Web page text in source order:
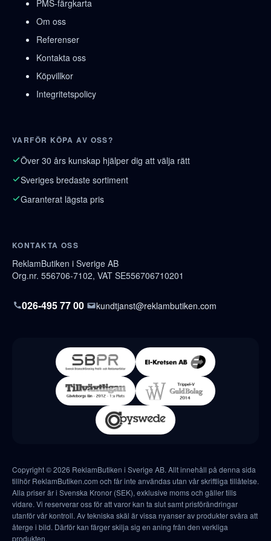
PMS-färgkarta
Om oss
Referenser
Kontakta oss
Köpvillkor
Integritetspolicy
VARFÖR KÖPA AV OSS?
Över 30 års kunskap hjälper dig att välja rätt
Sveriges bredaste sortiment
Garanterat lägsta pris
KONTAKTA OSS
ReklamButiken i Sverige AB
Org.nr. 556706-7102, VAT SE556706710201
026-495 77 00 kundtjanst@reklambutiken.com
Copyright © 2026 ReklamButiken i Sverige AB. Allt innehåll på denna sida
tillhör ReklamButiken.com och får inte användas utan vår skriftliga tillåtelse.
Alla priser är i Svenska Kronor (SEK), exklusive moms och gäller tills
vidare. Vi reserverar oss för att varor kan ta slut samt prisförändringar
utanför vår kontroll. Av tekniska skäl är vissa nyanser av produkter svåra att
återge i bild. Därför kan färger skilja sig en aning från den verkliga
produkten.